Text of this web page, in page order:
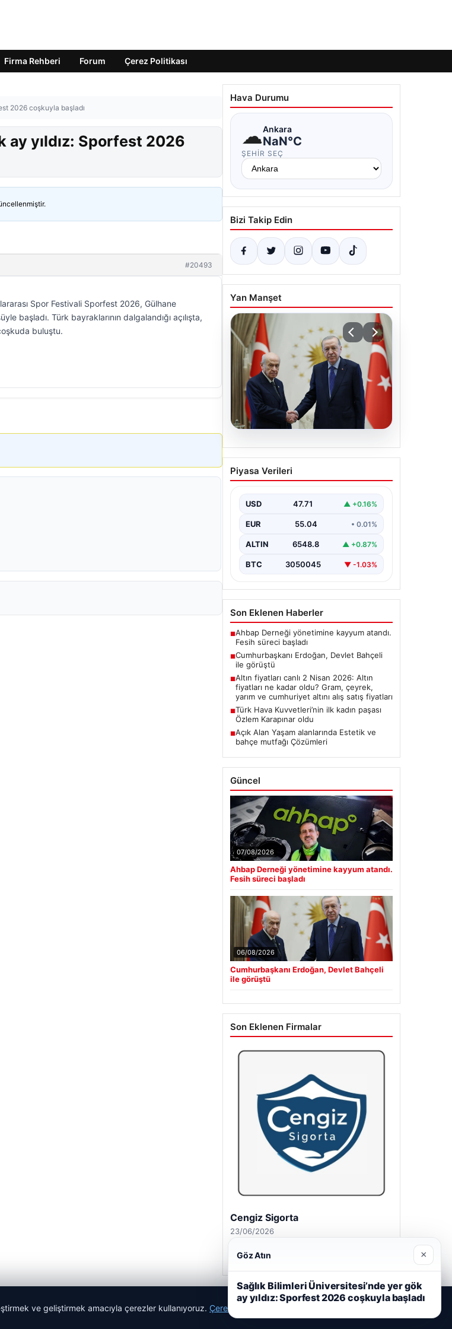
Firma Rehberi Forum Çerez Politikası
2026 coşkuyla başladı
ay yıldız: Sporfest 2026
#20493
Spor Festivali Sporfest 2026, Gülhane
başladı. Türk bayraklarının dalgalandığı açılışta,
buluştu.
Hava Durumu
☁Ankara
NaN°C
ŞEHIR SEÇ
Bizi Takip Edin
Yan Manşet
06.08.2026
Cumhurbaşkanı Erdoğan,
Devlet Bahçeli ile görüştü
Piyasa Verileri
USD 47.71 ▲ +0.16%
EUR 55.04 • 0.01%
ALTIN 6548.8 ▲ +0.87%
BTC 3050045 ▼ -1.03%
Son Eklenen Haberler
■Ahbap Derneği yönetimine kayyum atandı.
Fesih süreci başladı
■Cumhurbaşkanı Erdoğan, Devlet Bahçeli
ile görüştü
■Altın fiyatları canlı 2 Nisan 2026: Altın
fiyatları ne kadar oldu? Gram, çeyrek,
yarım ve cumhuriyet altını alış satış fiyatları
■Türk Hava Kuvvetleri’nin ilk kadın paşası
Özlem Karapınar oldu
■Açık Alan Yaşam alanlarında Estetik ve
bahçe mutfağı Çözümleri
Güncel
07/08/2026
Ahbap Derneği yönetimine kayyum atandı.
Fesih süreci başladı
06/08/2026
Cumhurbaşkanı Erdoğan, Devlet Bahçeli
ile görüştü
Son Eklenen Firmalar
Cengiz Sigorta
23/06/2026
ve geliştirmek amacıyla çerezler kullanıyoruz. Çerez Politikamız
Göz Atın ×
Sağlık Bilimleri Üniversitesi’nde yer gök
ay yıldız: Sporfest 2026 coşkuyla başladı